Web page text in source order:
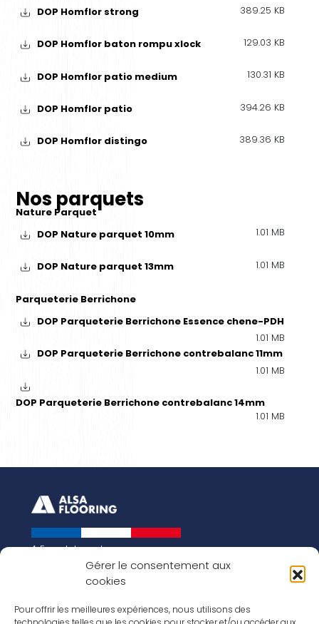
Gérer le consentement aux
cookies
Pour offrir les meilleures expériences, nous utilisons des
DOP Homflor strong 389.25 KB
DOP Homflor baton rompu xlock 129.03 KB
DOP Homflor patio medium 130.31 KB
DOP Homflor patio 394.26 KB
DOP Homflor distingo 389.36 KB
Nos parquets
Nature Parquet
DOP Nature parquet 10mm
1.01 MB
DOP Nature parquet 13mm 1.01 MB
Parqueterie Berrichone
DOP Parqueterie Berrichone Essence chene-PDH
1.01 MB
DOP Parqueterie Berrichone contrebalanc 11mm
1.01 MB
DOP Parqueterie Berrichone contrebalanc 14mm
1.01 MB
A French brand
Our vision for the world of tomorrow